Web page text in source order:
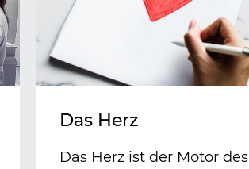
Das Herz
Das Herz ist der Motor des